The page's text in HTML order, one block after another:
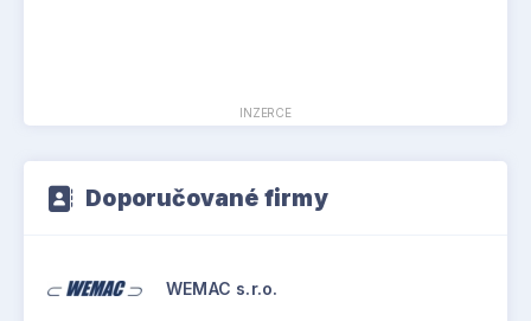
INZERCE
Doporučované firmy
WEMAC s.r.o.